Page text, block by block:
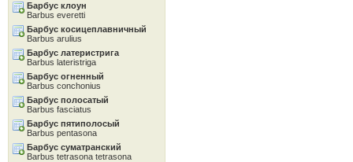
Барбус клоун
Barbus everetti
Барбус косицеплавничный
Barbus arulius
Барбус латеристрига
Barbus lateristriga
Барбус огненный
Barbus conchonius
Барбус полосатый
Barbus fasciatus
Барбус пятиполосый
Barbus pentasona
Барбус суматранский
Barbus tetrasona tetrasona